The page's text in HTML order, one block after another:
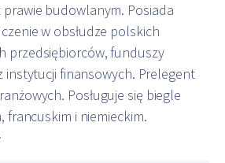
budowlanym. Posiada
w obsłudze polskich
przedsiębiorców, funduszy
instytucji finansowych. Prelegent
Posługuje się biegle
francuskim i niemieckim.